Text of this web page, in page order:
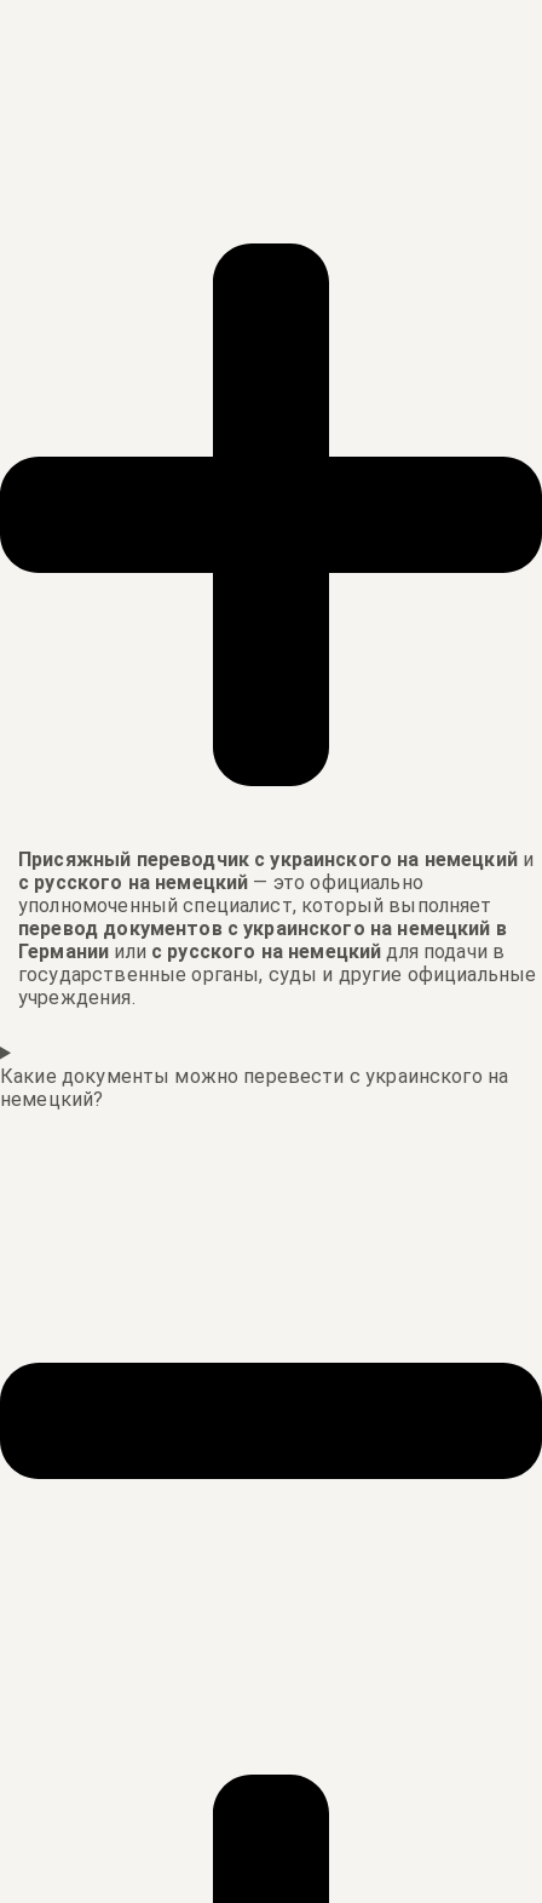
Присяжный переводчик с украинского на немецкийи
с русского на немецкий — это официально
уполномоченный специалист, который выполняет
перевод документов с украинского на немецкий в
Германии или с русского на немецкий для подачи в
государственные органы, суды и другие официальные
учреждения.
Какие документы можно перевести с украинского на
немецкий?